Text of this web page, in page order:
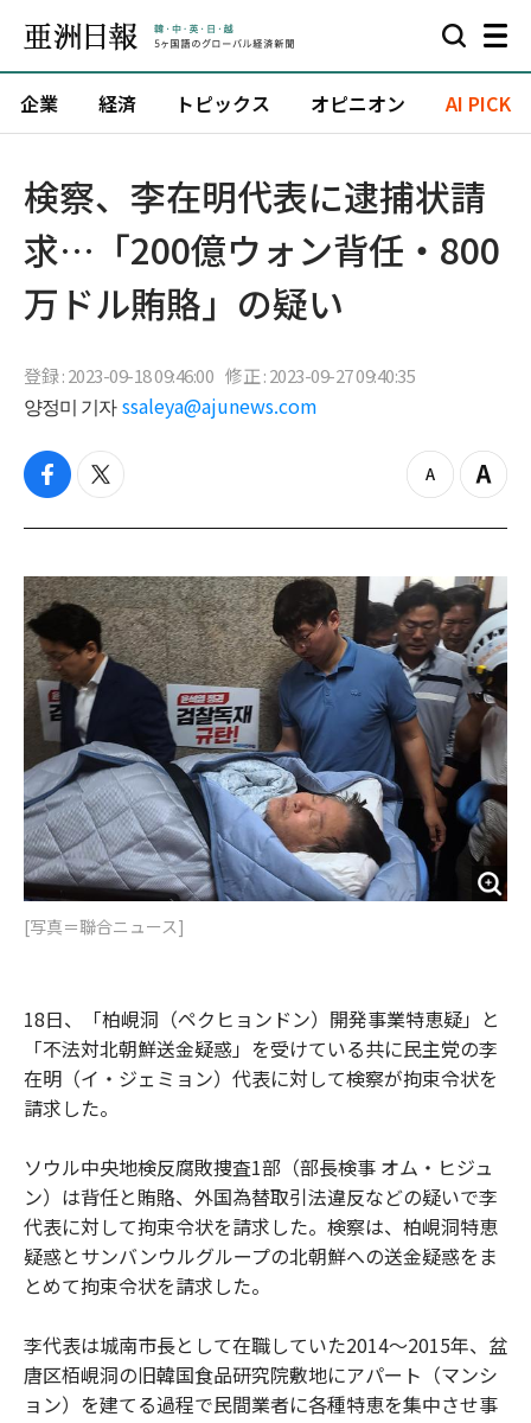
企業 経済 トピックス オピニオン AI PICK
検察、李在明代表に逮捕状請
求…「200億ウォン背任・800
万ドル賄賂」の疑い
登録 : 2023-09-18 09:46:00 修正 : 2023-09-27 09:40:35
양정미 기자 ssaleya@ajunews.com
f
c
b
o
o
k
t
i
t
e
r
z
o
o
u
t
Z
o
i
n
[写真＝聯合ニュース]
18日、「柏峴洞（ペクヒョンドン）開発事業特恵疑」と
「不法対北朝鮮送金疑惑」を受けている共に民主党の李
在明（イ・ジェミョン）代表に対して検察が拘束令状を
請求した。
ソウル中央地検反腐敗捜査1部（部長検事 オム・ヒジュ
ン）は背任と賄賂、外国為替取引法違反などの疑いで李
代表に対して拘束令状を請求した。検察は、柏峴洞特恵
疑惑とサンバンウルグループの北朝鮮への送金疑惑をま
とめて拘束令状を請求した。
李代表は城南市長として在職していた2014～2015年、盆
唐区栢峴洞の旧韓国食品研究院敷地にアパート（マンシ
ョン）を建てる過程で民間業者に各種特恵を集中させ事